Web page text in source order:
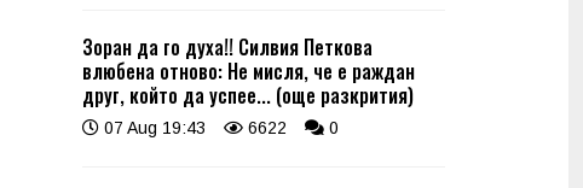
Зоран да го духа!! Силвия Петкова
влюбена отново: Не мисля, че е раждан
друг, който да успее... (още разкрития)
07 Aug 19:43 6622 0